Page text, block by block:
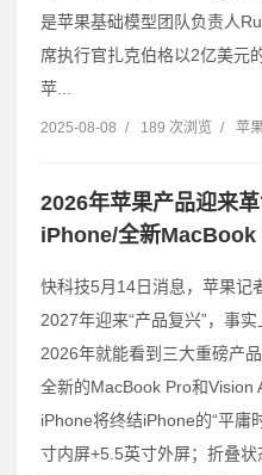
是苹果基础模型团队负责人
席执行官扎克伯格以2亿美元
苹...
2025-08-08 / 189 次浏览 / 苹
2026年苹果产品迎来
iPhone/全新MacBook
快科技5月14日消息，苹果记
2027年迎来“产品复兴”，事
2026年就能看到三大重磅产
全新的MacBook Pro和Vision
iPhone将终结iPhone的“平庸
寸内屏+5.5英寸外屏；折叠